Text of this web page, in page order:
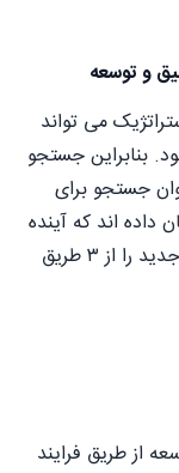
و توسعه
می تواند
بنابراین جستجو
جستجو برای
اند که آینده
پژوهی استراتژیک می تواند توسعه محصول جدید را از ۳ طریق
از طریق فرایند